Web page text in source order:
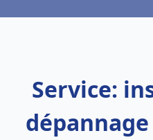
Service: